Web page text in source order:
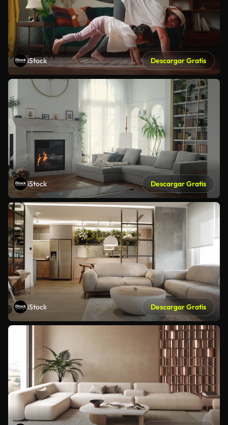
iStock Descargar Gratis
iStock Descargar Gratis
iStock Descargar Gratis